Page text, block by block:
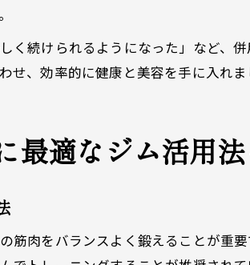
く続けられるようになった」など
、効率的に健康と美容を手に入れま
最適なジム活用
筋肉をバランスよく鍛えることが重